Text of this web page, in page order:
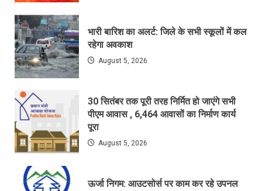
भारी बारिश का अलर्ट: जिले के सभी स्कूलों में कल
रहेगा अवकाश
August 5, 2026
30 सितंबर तक पूरी तरह निर्मित हो जाएंगे सभी
पीएम आवास , 6,464 आवासों का निर्माण कार्य
पूरा
August 5, 2026
ऊर्जा निगम: आउटसोर्स पर काम कर रहे उपनल